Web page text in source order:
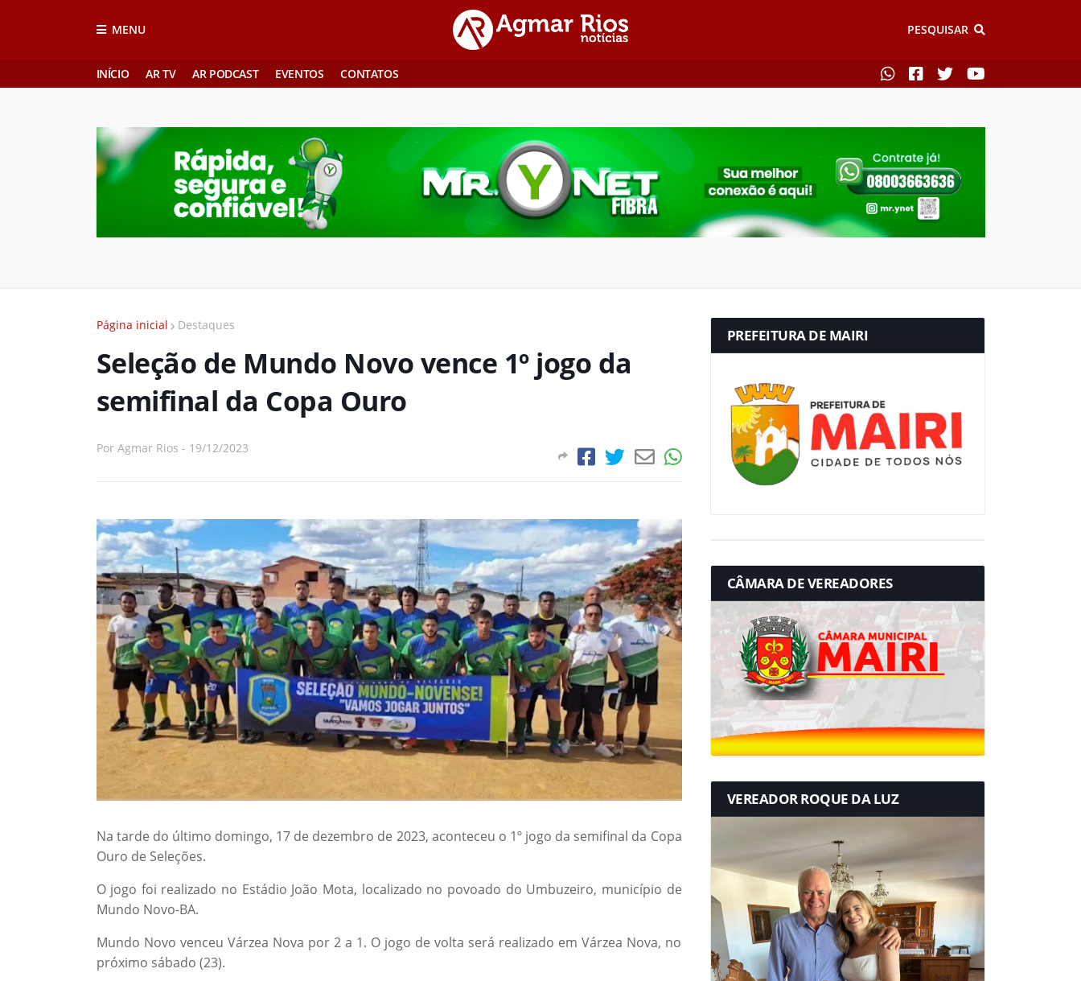
MENU PESQUISAR
INÍCIO AR TV AR PODCAST EVENTOS CONTATOS
Página inicial Destaques
Seleção de Mundo Novo vence 1º jogo da
semifinal da Copa Ouro
Por Agmar Rios - 19/12/2023
Na tarde do último domingo, 17 de dezembro de 2023, aconteceu o 1º jogo da semifinal da Copa
Ouro de Seleções.
O jogo foi realizado no Estádio João Mota, localizado no povoado do Umbuzeiro, município de
Mundo Novo-BA.
Mundo Novo venceu Várzea Nova por 2 a 1. O jogo de volta será realizado em Várzea Nova, no
próximo sábado (23).
PREFEITURA DE MAIRI
CÂMARA DE VEREADORES
VEREADOR ROQUE DA LUZ